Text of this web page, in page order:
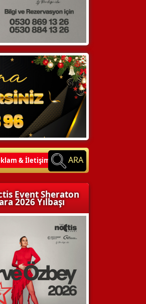
& İletişim ARA
Event Sheraton
2026 Yılbaşı